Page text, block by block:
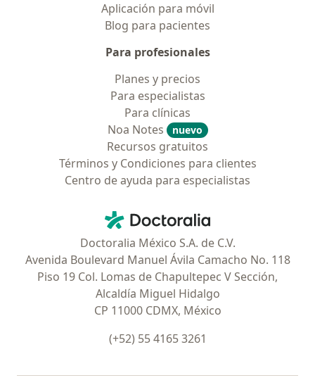
Aplicación para móvil
Blog para pacientes
Para profesionales
Planes y precios
Para especialistas
Para clínicas
Noa Notes
nuevo
Recursos gratuitos
Términos y Condiciones para clientes
Centro de ayuda para especialistas
Doctoralia - Página de inicio
Doctoralia México S.A. de C.V.
Avenida Boulevard Manuel Ávila Camacho No. 118
Piso 19 Col. Lomas de Chapultepec V Sección,
Alcaldía Miguel Hidalgo
CP 11000 CDMX, México
(+52) 55 4165 3261